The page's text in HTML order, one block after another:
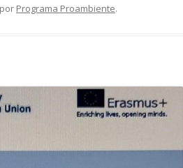
Programa Proambiente.